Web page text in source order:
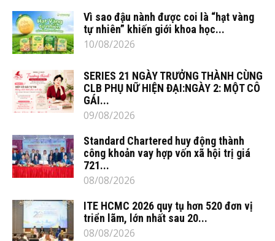
Vì sao đậu nành được coi là “hạt vàng
tự nhiên” khiến giới khoa học...
10/08/2026
SERIES 21 NGÀY TRƯỞNG THÀNH CÙNG
CLB PHỤ NỮ HIỆN ĐẠI:NGÀY 2: MỘT CÔ
GÁI...
09/08/2026
Standard Chartered huy động thành
công khoản vay hợp vốn xã hội trị giá
721...
08/08/2026
ITE HCMC 2026 quy tụ hơn 520 đơn vị
triển lãm, lớn nhất sau 20...
08/08/2026